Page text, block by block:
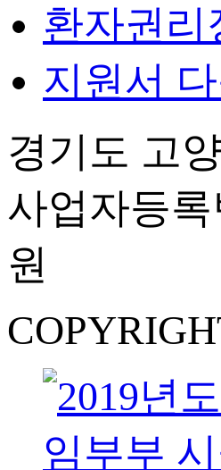
환자권리
지원서
경기도 고
사업자등
원